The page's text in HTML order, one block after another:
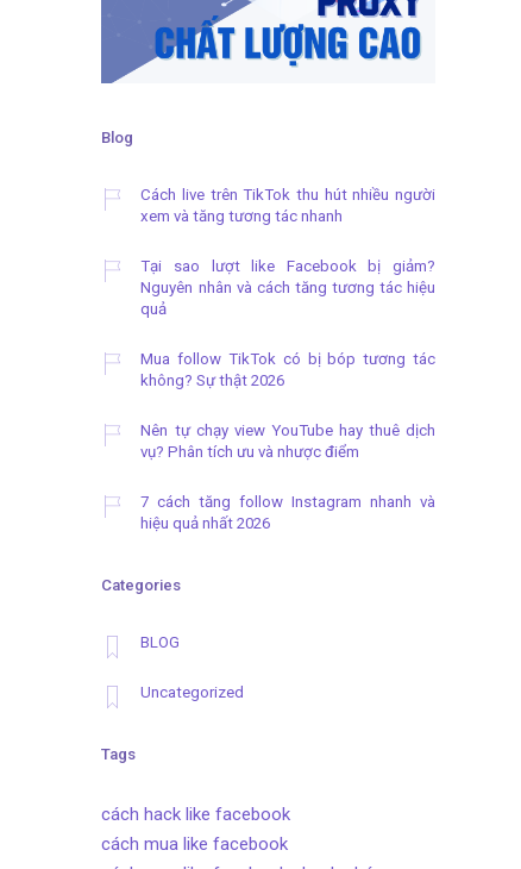
Blog
Cách live trên TikTok thu hút nhiều người
xem và tăng tương tác nhanh
Tại sao lượt like Facebook bị giảm?
Nguyên nhân và cách tăng tương tác hiệu
quả
Mua follow TikTok có bị bóp tương tác
không? Sự thật 2026
Nên tự chạy view YouTube hay thuê dịch
vụ? Phân tích ưu và nhược điểm
7 cách tăng follow Instagram nhanh và
hiệu quả nhất 2026
Categories
BLOG
Uncategorized
Tags
cách hack like facebook
cách mua like facebook